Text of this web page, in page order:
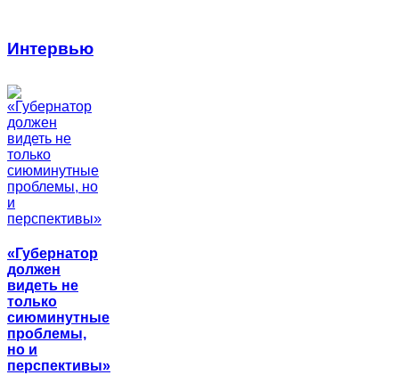
Интервью
«Губернатор
должен
видеть не
только
сиюминутные
проблемы,
но и
перспективы»